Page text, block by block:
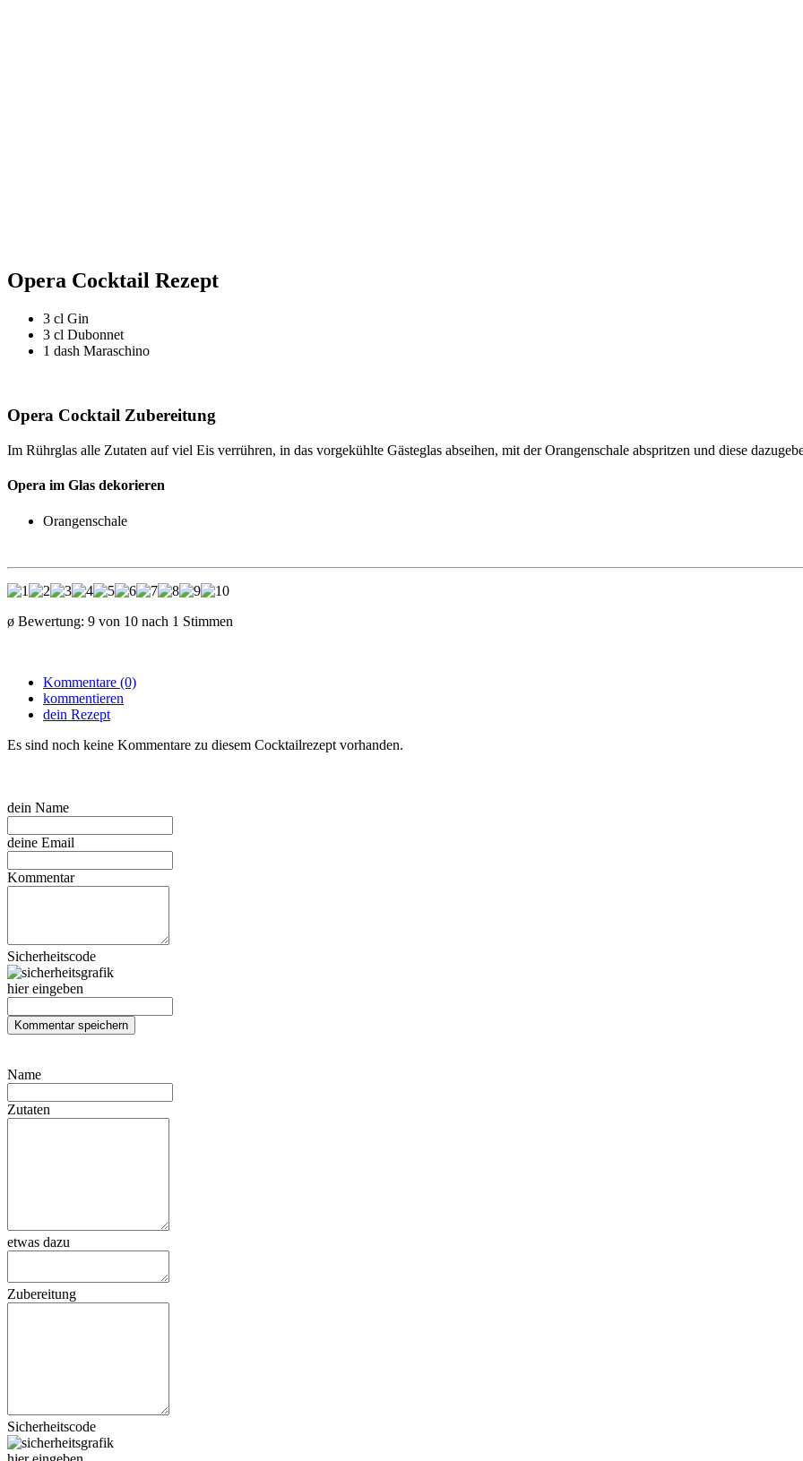
Opera Cocktail Rezept
3 cl Gin
3 cl Dubonnet
1 dash Maraschino
Opera Cocktail Zubereitung
Im Rührglas alle Zutaten auf viel Eis verrühren, in das vorgekühlte Gästeglas abseihen, mit der Orangenschale abspritzen und diese
Opera im Glas dekorieren
Orangenschale
ø Bewertung: 9 von 10 nach 1 Stimmen
Kommentare (0)
kommentieren
dein Rezept
Es sind noch keine Kommentare zu diesem Cocktailrezept vorhanden.
dein Name
deine Email
Kommentar
Sicherheitscode
hier eingeben
Name
Zutaten
etwas dazu
Zubereitung
Sicherheitscode